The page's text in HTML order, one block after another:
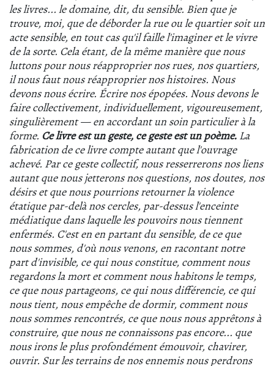
les livres... le domaine, dit, du sensible. Bien que je
trouve, moi, que de déborder la rue ou le quartier soit un
acte sensible, en tout cas qu'il faille l'imaginer et le vivre
de la sorte. Cela étant, de la même manière que nous
luttons pour nous réapproprier nos rues, nos quartiers,
il nous faut nous réapproprier nos histoires. Nous
devons nous écrire. Écrire nos épopées. Nous devons le
faire collectivement, individuellement, vigoureusement,
singulièrement — en accordant un soin particulier à la
forme. Ce livre est un geste, ce geste est un poème. La
fabrication de ce livre compte autant que l'ouvrage
achevé. Par ce geste collectif, nous resserrerons nos liens
autant que nous jetterons nos questions, nos doutes, nos
désirs et que nous pourrions retourner la violence
étatique par-delà nos cercles, par-dessus l'enceinte
médiatique dans laquelle les pouvoirs nous tiennent
enfermés. C'est en en partant du sensible, de ce que
nous sommes, d'où nous venons, en racontant notre
part d'invisible, ce qui nous constitue, comment nous
regardons la mort et comment nous habitons le temps,
ce que nous partageons, ce qui nous différencie, ce qui
nous tient, nous empêche de dormir, comment nous
nous sommes rencontrés, ce que nous nous apprêtons à
construire, que nous neconnaissons pas encore... que
nous irons le plus profondément émouvoir, chavirer,
ouvrir. Sur les terrains de nos ennemis nous perdrons